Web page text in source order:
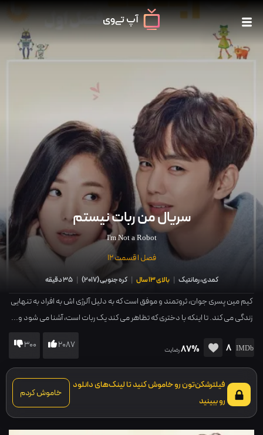
سریال من ربات نیستم
I'm Not a Robot
فصل 1 قسمت 12
کمدی، رمانتیک | بالای 13 سال | کره جنوبی(
2017
)
| 35 دقیقه
کیم مین پسری جوان، ثروتمند و موفق است که به دلیل آلرژی اش به افراد به تنهایی
زندگی می کند. تا اینکه با دختری که تظاهر می کند یک ربات است، آشنا می شود و...
8
87%رضایت 2087
300
فیلترشکن‌تون رو خاموش کنید تا لینک‌های دانلود
رو ببینید
خاموش کردم